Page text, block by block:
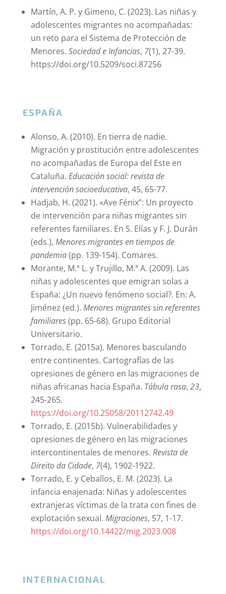
Martín, A. P. y Gimeno, C. (2023). Las niñas y
adolescentes migrantes no acompañadas:
un reto para el Sistema de Protección de
Menores. Sociedad e Infancias, 7(1), 27-39.
https://doi.org/10.5209/soci.87256
ESPAÑA
Alonso, A. (2010). En tierra de nadie.
Migración y prostitución entre adolescentes
no acompañadas de Europa del Este en
Cataluña. Educación social: revista de
intervención socioeducativa, 45, 65-77.
Hadjab, H. (2021). «Ave Fénix”: Un proyecto
de intervención para niñas migrantes sin
referentes familiares. En S. Elías y F. J. Durán
(eds.), Menores migrantes en tiempos de
pandemia(pp. 139-154). Comares.
Morante, M.ª L. y Trujillo, M.ª A. (2009). Las
niñas y adolescentes que emigran solas a
España: ¿Un nuevo fenómeno social?. En: A.
Jiménez (ed.). Menores migrantes sin referentes
familiares(pp. 65-68). Grupo Editorial
Universitario.
Torrado, E. (2015a). Menores basculando
entre continentes. Cartografías de las
opresiones de género en las migraciones de
niñas africanas hacia España. Tábula rasa, 23,
245-265.
https://doi.org/10.25058/20112742.49
Torrado, E. (2015b). Vulnerabilidades y
opresiones de género en las migraciones
intercontinentales de menores. Revista de
Direito da Cidade, 7(4), 1902-1922.
Torrado, E. y Ceballos, E. M. (2023). La
infancia enajenada: Niñas y adolescentes
extranjeras víctimas de la trata con fines de
explotación sexual. Migraciones, 57, 1-17.
https://doi.org/10.14422/mig.2023.008
INTERNACIONAL